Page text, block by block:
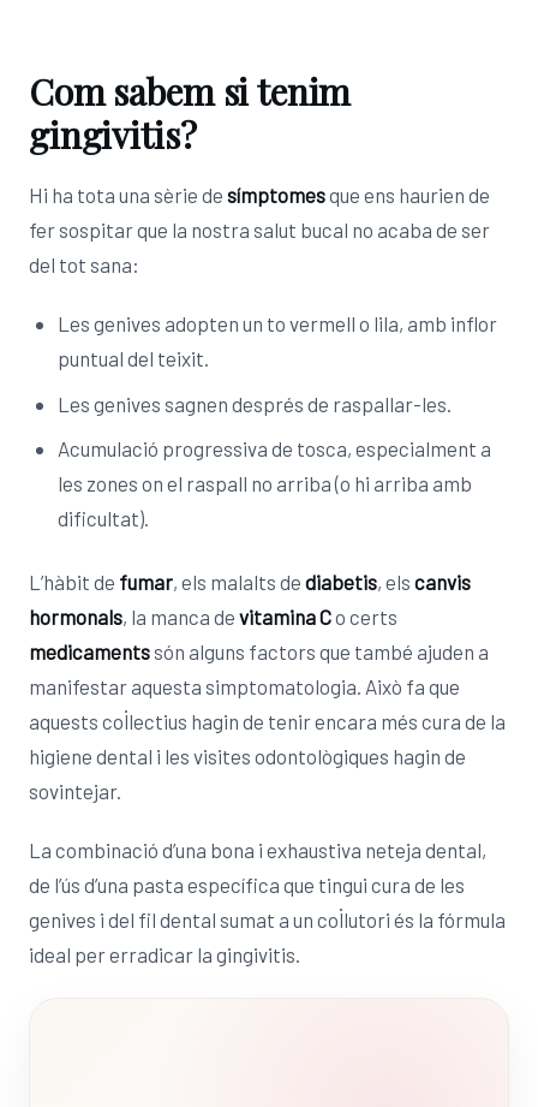
Com sabem si tenim
gingivitis?
Hi ha tota una sèrie de símptomesque ens haurien de
fer sospitar que la nostra salut bucal no acaba de ser
del tot sana:
Les genives adopten un to vermell o lila, amb inflor
puntual del teixit.
Les genives sagnen després de raspallar-les.
Acumulació progressiva de tosca, especialment a
les zones on el raspall no arriba (o hi arriba amb
dificultat).
L’hàbit de fumar, els malalts de diabetis, els canvis
hormonals, la manca de vitamina Co certs
medicamentssón alguns factors que també ajuden a
manifestar aquesta simptomatologia. Això fa que
aquests col·lectius hagin de tenir encara més cura de la
higiene dental i les visites odontològiques hagin de
sovintejar.
La combinació d’una bona i exhaustiva neteja dental,
de l’ús d’una pasta específica que tingui cura de les
genives i del fil dental sumat a un col·lutori és la fórmula
ideal per erradicar la gingivitis.